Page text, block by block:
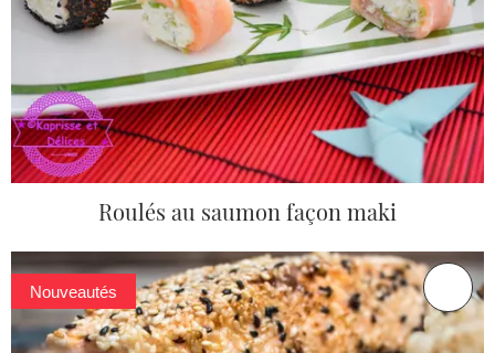
Roulés au saumon façon maki
Nouveautés